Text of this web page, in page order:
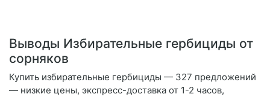
Выводы Избирательные гербициды от
сорняков
Купить избирательные гербициды — 327 предложений
— низкие цены, экспресс-доставка от 1-2 часов,